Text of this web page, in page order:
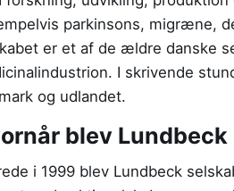
parkinsons, migræne,
er et af de ældre danske
I skrivende
og udlandet.
blev
i 1999 blev Lundbeck